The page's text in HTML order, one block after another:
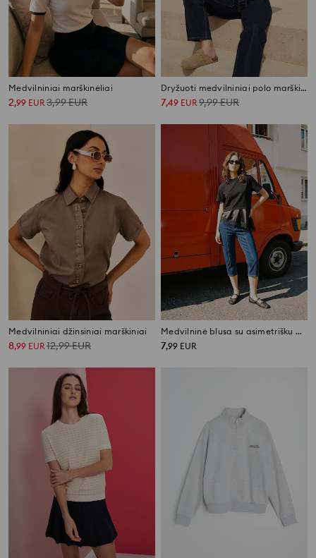
Medvilniniai marškinėliai
2,99 EUR3,99EUR
Dryžuoti medvilniniai polo marškinėliai
7,49 EUR9,99EUR
Medvilniniai džinsiniai marškiniai
8,99 EUR 12,99EUR
Medvilninė blusa su asimetrišku apdailos kraštu ir dekoratyvine nėriniu
7,99 EUR